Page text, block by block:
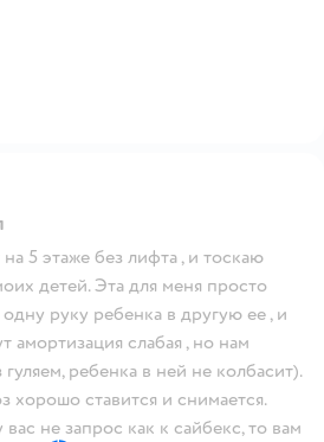
5 этаже без лифта , и тоскаю
детей. Эта для меня просто
одну руку ребенка в другую ее , и
амортизация слабая , но нам
ребенка в ней не колбасит).
хорошо ставится и снимается.
не запрос как к сайбекс, то вам